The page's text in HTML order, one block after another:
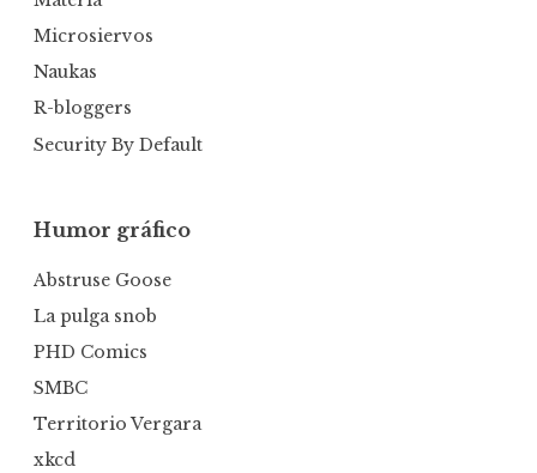
Microsiervos
Naukas
R-bloggers
Security By Default
Humor gráfico
Abstruse Goose
La pulga snob
PHD Comics
SMBC
Territorio Vergara
xkcd